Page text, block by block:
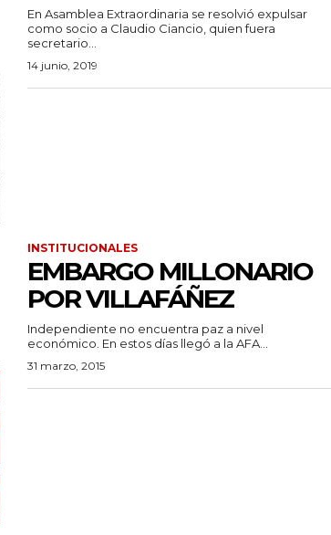
En Asamblea Extraordinaria se resolvió expulsar
como socio a Claudio Ciancio, quien fuera
secretario...
14 junio, 2019
INSTITUCIONALES
EMBARGO MILLONARIO
POR VILLAFÁÑEZ
Independiente no encuentra paz a nivel
económico. En estos días llegó a la AFA...
31 marzo, 2015